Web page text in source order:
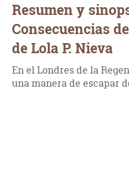
Resumen y
Consecuencias
de Lola P. Nieva
En el Londres de la
una manera de escapar